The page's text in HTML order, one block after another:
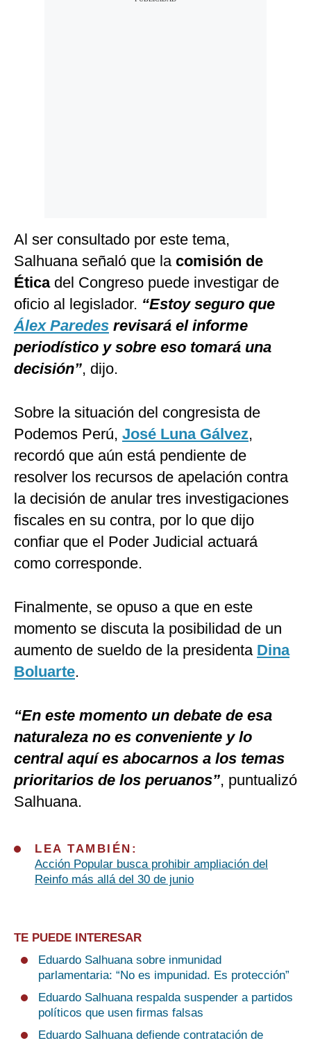
Al ser consultado por este tema,
Salhuana señaló que la comisión de
Éticadel Congreso puede investigar de
oficio al legislador. “Estoy seguro que
Álex Paredes revisará el informe
periodístico y sobre eso tomará una
decisión”, dijo.
Sobre la situación del congresista de
Podemos Perú, José Luna Gálvez,
recordó que aún está pendiente de
resolver los recursos de apelación contra
la decisión de anular tres investigaciones
fiscales en su contra, por lo que dijo
confiar que el Poder Judicial actuará
como corresponde.
Finalmente, se opuso a que en este
momento se discuta la posibilidad de un
aumento de sueldo de la presidenta Dina
Boluarte.
“En este momento un debate de esa
naturaleza no es conveniente y lo
central aquí es abocarnos a los temas
prioritarios de los peruanos”, puntualizó
Salhuana.
LEA TAMBIÉN:
Acción Popular busca prohibir ampliación del
Reinfo más allá del 30 de junio
TE PUEDE INTERESAR
Eduardo Salhuana sobre inmunidad
parlamentaria: “No es impunidad. Es protección”
Eduardo Salhuana respalda suspender a partidos
políticos que usen firmas falsas
Eduardo Salhuana defiende contratación de